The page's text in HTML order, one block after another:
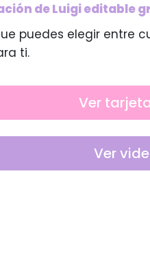
de Luigi editable
puedes elegir entre
ti.
Ver
Ver